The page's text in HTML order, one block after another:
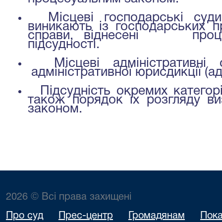
Місцеві господарські
виникають із господарських
справи, віднесені
підсудності.
Місцеві адміністративні
адміністративної юрисдикції
Підсудність окремих
також порядок їх розгляду
законом.
2026 © Всі права захищені
Про суд Прес-центр Громадянам